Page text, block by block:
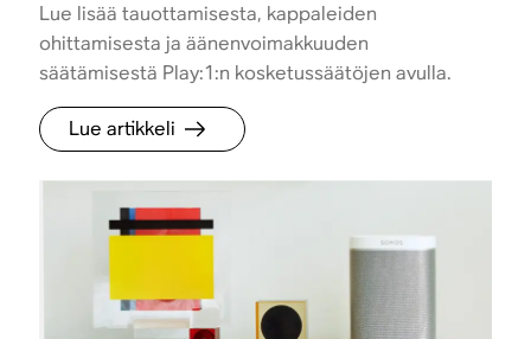
Lue lisää tauottamisesta, kappaleiden
ohittamisesta ja äänenvoimakkuuden
säätämisestä Play:1:n kosketussäätöjen avulla.
Lue artikkeli